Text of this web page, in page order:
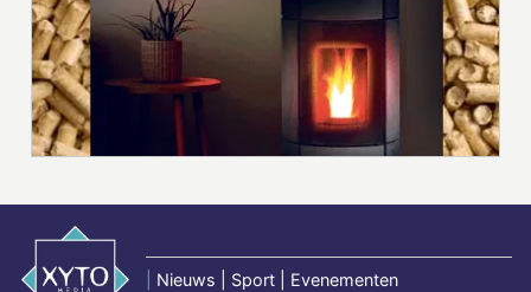
Nieuws | Sport | Evenementen